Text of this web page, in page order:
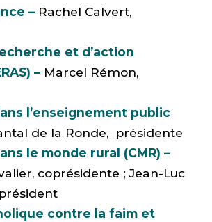
– Rachel Calvert,
et d’action
– Marcel Rémon,
l’enseignement public
de la Ronde, présidente
le monde rural (CMR) –
coprésidente ; Jean-Luc
contre la faim et